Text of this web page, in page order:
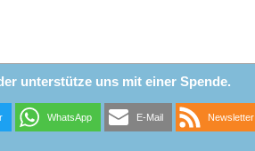
unterstütze uns mit einer Spende.
WhatsApp E-Mail Newsletter